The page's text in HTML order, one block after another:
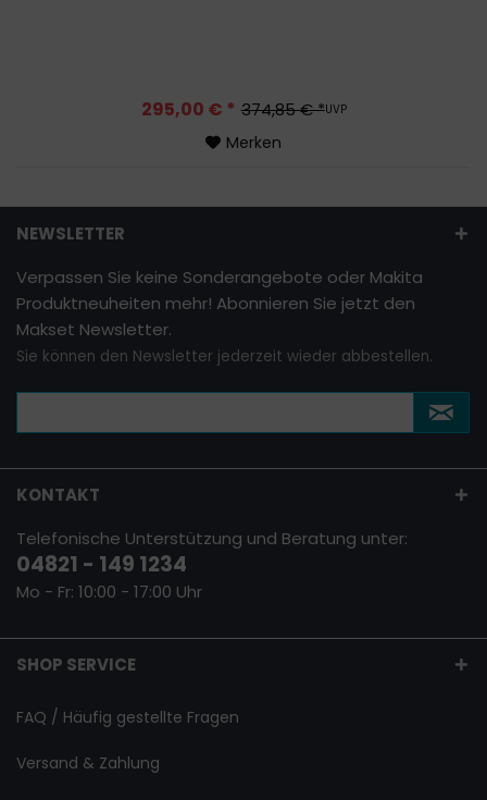
374,85 € *UVP
295,00 € *
Merken
NEWSLETTER
Verpassen Sie keine Sonderangebote oder Makita
Produktneuheiten mehr! Abonnieren Sie jetzt den
Makset Newsletter.
Sie können den Newsletter jederzeit wieder abbestellen.
KONTAKT
Telefonische Unterstützung und Beratung unter:
04821 - 149 1234
Mo - Fr: 10:00 - 17:00 Uhr
SHOP SERVICE
FAQ / Häufig gestellte Fragen
Versand & Zahlung